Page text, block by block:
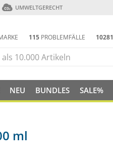
UMWELTGERECHT
115 PROBLEMFÄLLE 10281
NEU BUNDLES SALE%
ml